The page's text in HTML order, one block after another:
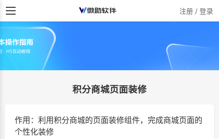
注册 / 登录
积分商城页面装修
作用：利用积分商城的页面装修组件，完成商城页面的
个性化装修